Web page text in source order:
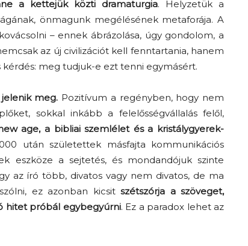
a kettejük közti dramaturgia. Helyzetük a
önmagunk megélésének metaforája. A
– ennek ábrázolása, úgy gondolom, a
az új civilizációt kell fenntartania, hanem
kérdés: meg tudjuk-e ezt tenni egymásért.
meg. Pozitívum a regényben, hogy nem
sokkal inkább a felelősségvállalás felől,
age, a bibliai szemlélet és a kristálygyerek-
után születettek másfajta kommunikációs
eszköze a sejtetés, és mondandójuk szinte
az író több, divatos vagy nem divatos, de ma
ez azonban kicsit szétszórja a szöveget,
hitet próbál egybegyúrni. Ez a paradox lehet az